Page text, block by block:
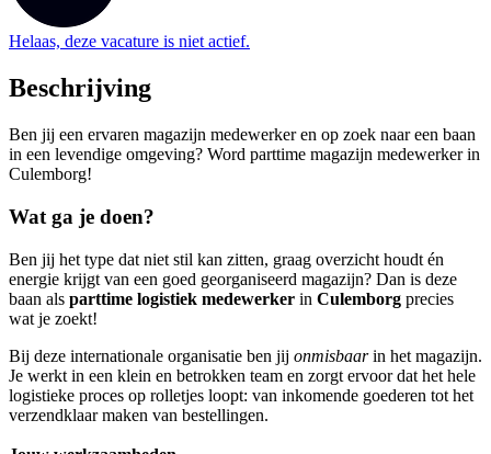
Helaas, deze vacature is niet actief.
Beschrijving
Ben jij een ervaren magazijn medewerker en op zoek naar een baan
in een levendige omgeving? Word parttime magazijn medewerker in
Culemborg!
Wat ga je doen?
Ben jij het type dat niet stil kan zitten, graag overzicht houdt én
energie krijgt van een goed georganiseerd magazijn? Dan is deze
baan als parttime logistiek medewerker in Culemborg precies
wat je zoekt!
Bij deze internationale organisatie ben jij onmisbaarin het magazijn.
Je werkt in een klein en betrokken team en zorgt ervoor dat het hele
logistieke proces op rolletjes loopt: van inkomende goederen tot het
verzendklaar maken van bestellingen.